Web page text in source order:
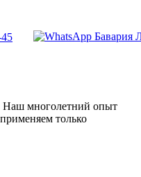
Наш многолетний опыт
только